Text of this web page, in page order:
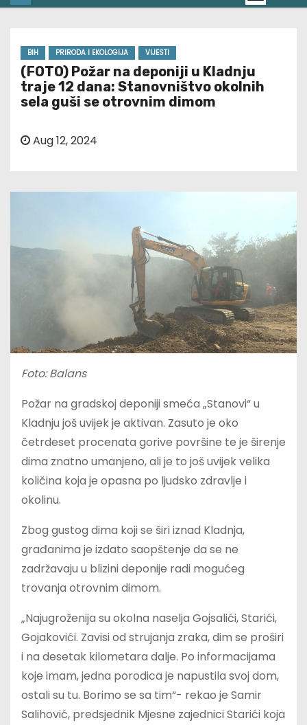
BIH PRIRODA I EKOLOGIJA VIJESTI
(FOTO) Požar na deponiji u Kladnju
traje 12 dana: Stanovništvo okolnih
sela guši se otrovnim dimom
Aug 12, 2024
Foto: Balans
Požar na gradskoj deponiji smeća „Stanovi“ u
Kladnju još uvijek je aktivan. Zasuto je oko
četrdeset procenata gorive površine te je širenje
dima znatno umanjeno, ali je to još uvijek velika
količina koja je opasna po ljudsko zdravlje i
okolinu.
Zbog gustog dima koji se širi iznad Kladnja,
građanima je izdato saopštenje da se ne
zadržavaju u blizini deponije radi mogućeg
trovanja otrovnim dimom.
„Najugroženija su okolna naselja Gojsalići, Starići,
Gojakovići. Zavisi od strujanja zraka, dim se proširi
i na desetak kilometara dalje. Po informacijama
koje imam, jedna porodica je napustila svoj dom,
ostali su tu. Borimo se sa tim“- rekao je Samir
Salihović, predsjednik Mjesne zajednici Starići koja